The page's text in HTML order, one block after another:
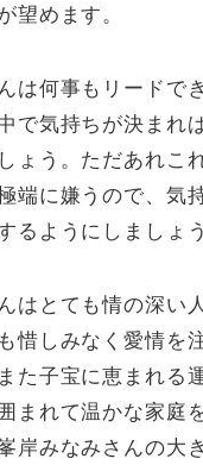
望めます。
は何事もリードで
で気持ちが決まれ
ょう。ただあれこ
端に嫌うので、気
るようにしましょう
はとても情の深い
惜しみなく愛情を
た子宝に恵まれる
まれて温かな家庭
岸みなみさんの大